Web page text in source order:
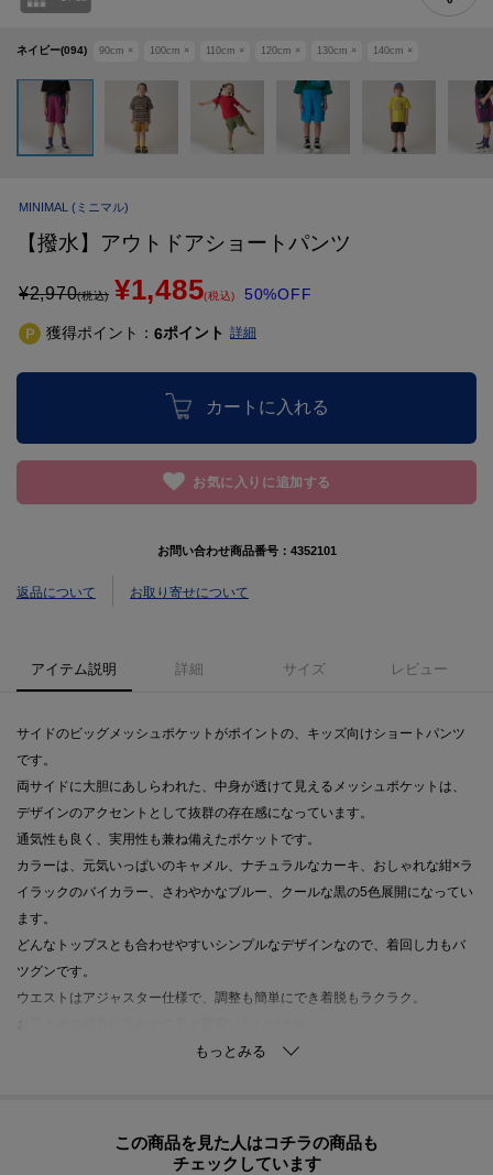
ネイビー(094) 90cm × 100cm × 110cm × 120cm × 130cm × 140cm ×
MINIMAL (ミニマル)
【撥水】アウトドアショートパンツ
¥2,970(税込) ¥1,485(税込) 50%OFF
獲得ポイント： 6ポイント 詳細
カートに入れる
お気に入りに追加する
お問い合わせ商品番号： 4352101
返品について お取り寄せについて
アイテム説明 詳細 サイズ レビュー
サイドのビッグメッシュポケットがポイントの、キッズ向けショートパンツ
です。
両サイドに大胆にあしらわれた、中身が透けて見えるメッシュポケットは、
デザインのアクセントとして抜群の存在感になっています。
通気性も良く、実用性も兼ね備えたポケットです。
カラーは、元気いっぱいのキャメル、ナチュラルなカーキ、おしゃれな紺×ラ
イラックのバイカラー、さわやかなブルー、クールな黒の5色展開になってい
ます。
どんなトップスとも合わせやすいシンプルなデザインなので、着回し力もバ
ツグンです。
ウエストはアジャスター仕様で、調整も簡単にでき着脱もラクラク。
軽量で動きやすい素材を使用しているので、公園遊びやアウトドアなど、ど
機能性とデザイン性を兼ね備えた、遊び心満載のショートパンツ。
この商品を見た人はコチラの商品も
チェックしています